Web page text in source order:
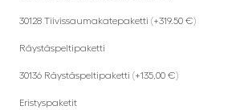
30128 Tiivissaumakatepaketti (+319.50 €)
Räystäspeltipaketti
30136 Räystäspeltipaketti (+135,00 €)
Eristyspaketit